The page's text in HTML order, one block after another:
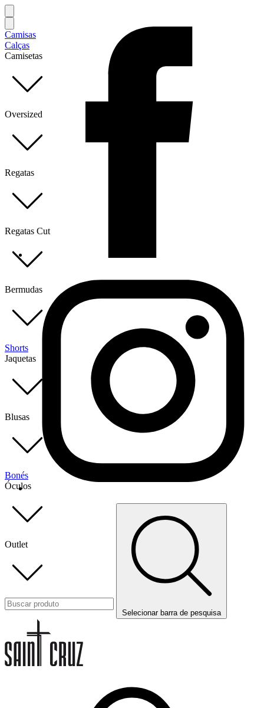
Camisas
Calças
Camisetas
Oversized
Regatas
Regatas Cut
Bermudas
Shorts
Jaquetas
Blusas
Bonés
Óculos
Outlet
Selecionar barra de pesquisa